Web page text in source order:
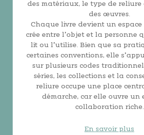
des matériaux, le type de reliure
des œuvres.
Chaque livre devient un espace
crée entre l’objet et la personne
lit ou l’utilise. Bien que sa
certaines conventions, elle
sur plusieurs codes
séries, les collections et la
reliure occupe une place
démarche, car elle ouvre un
collaboration riche.
En savoir plus